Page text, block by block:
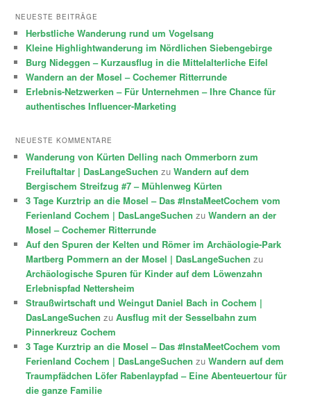
NEUESTE BEITRÄGE
Herbstliche Wanderung rund um Vogelsang
Kleine Highlightwanderung im Nördlichen Siebengebirge
Burg Nideggen – Kurzausflug in die Mittelalterliche Eifel
Wandern an der Mosel – Cochemer Ritterrunde
Erlebnis-Netzwerken – Für Unternehmen – Ihre Chance für
authentisches Influencer-Marketing
NEUESTE KOMMENTARE
Wanderung von Kürten Delling nach Ommerborn zum
Freiluftaltar | DasLangeSuchen zuWandern auf dem
Bergischem Streifzug #7 – Mühlenweg Kürten
3 Tage Kurztrip an die Mosel – Das #InstaMeetCochem vom
Ferienland Cochem | DasLangeSuchen zuWandern an der
Mosel – Cochemer Ritterrunde
Auf den Spuren der Kelten und Römer im Archäologie-Park
Martberg Pommern an der Mosel | DasLangeSuchen zu
Archäologische Spuren für Kinder auf dem Löwenzahn
Erlebnispfad Nettersheim
Straußwirtschaft und Weingut Daniel Bach in Cochem |
DasLangeSuchen zuAusflug mit der Sesselbahn zum
Pinnerkreuz Cochem
3 Tage Kurztrip an die Mosel – Das #InstaMeetCochem vom
Ferienland Cochem | DasLangeSuchen zuWandern auf dem
Traumpfädchen Löfer Rabenlaypfad – Eine Abenteuertour für
die ganze Familie